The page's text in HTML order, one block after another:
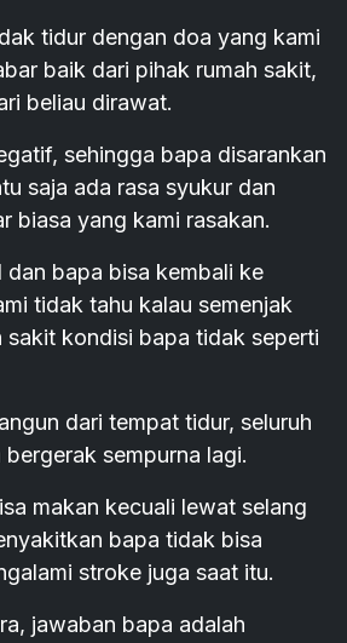
tidur dengan doa yang kami
baik dari pihak rumah sakit,
beliau dirawat.
sehingga bapa disarankan
saja ada rasa syukur dan
biasa yang kami rasakan.
dan bapa bisa kembali ke
tidak tahu kalau semenjak
sakit kondisi bapa tidak seperti
dari tempat tidur, seluruh
sempurna lagi.
makan kecuali lewat selang
bapa tidak bisa
stroke juga saat itu.
jawaban bapa adalah